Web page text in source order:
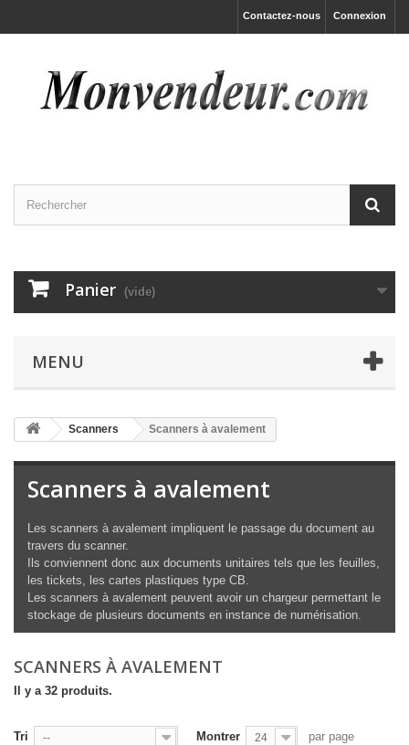
Connexion
Contactez-nous
Panier (vide)
MENU
Scanners Scanners à avalement
Scanners à avalement
Les scanners à avalement impliquent le passage du document au
travers du scanner.
Ils conviennent donc aux documents unitaires tels que les feuilles,
les tickets, les cartes plastiques type CB.
Les scanners à avalement peuvent avoir un chargeur permettant le
stockage de plusieurs documents en instance de numérisation.
SCANNERS À AVALEMENT
Il y a 32 produits.
Tri -- Montrer 24 par page